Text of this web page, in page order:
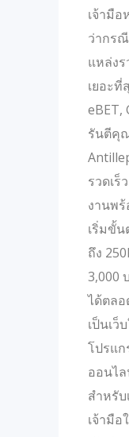
เจ้ามือ
ว่ากร
แหล่ง
เยอะที่
eBET,
รันตีคุ
รวดเร็
งานพ
เริ่มขั้น
ถึง
3,000
ได้ตลอ
เป็นเว็
โปรแก
ออนไ
สำหรั
เจ้ามือ